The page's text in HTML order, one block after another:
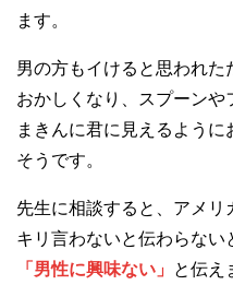
ます。
男の方もイけると思われ
おかしくなり、スプーン
まきんに君に見えるよう
そうです。
先生に相談すると、アメリ
キリ言わないと伝わらな
「男性に興味ない」
と伝え